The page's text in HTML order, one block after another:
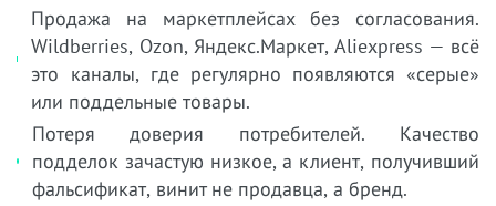
Продажа на маркетплейсах без согласования.
Wildberries, Ozon, Яндекс.Маркет, Aliexpress — всё
это каналы, где регулярно появляются «серые»
или поддельные товары.
Потеря доверия потребителей. Качество
подделок зачастую низкое, а клиент, получивший
фальсификат, винит не продавца, а бренд.